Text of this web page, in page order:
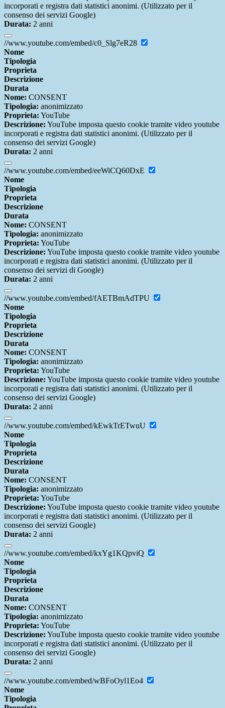
incorporati e registra dati statistici anonimi. (Utilizzato per il
consenso dei servizi Google)
Durata: 2 anni
//www.youtube.com/embed/c0_Slg7eR28
Nome
Tipologia
Proprieta
Descrizione
Durata
Nome: CONSENT
Tipologia: anonimizzato
Proprieta: YouTube
Descrizione: YouTube imposta questo cookie tramite video youtube
incorporati e registra dati statistici anonimi. (Utilizzato per il
consenso dei servizi Google)
Durata: 2 anni
//www.youtube.com/embed/eeWiCQ60DxE
Nome
Tipologia
Proprieta
Descrizione
Durata
Nome: CONSENT
Tipologia: anonimizzato
Proprieta: YouTube
Descrizione: YouTube imposta questo cookie tramite video youtube
incorporati e registra dati statistici anonimi. (Utilizzato per il
consenso dei servizi di Google)
Durata: 2 anni
//www.youtube.com/embed/fAETBmAdTPU
Nome
Tipologia
Proprieta
Descrizione
Durata
Nome: CONSENT
Tipologia: anonimizzato
Proprieta: YouTube
Descrizione: YouTube imposta questo cookie tramite video youtube
incorporati e registra dati statistici anonimi. (Utilizzato per il
consenso dei servizi Google)
Durata: 2 anni
//www.youtube.com/embed/kEwkTrETwuU
Nome
Tipologia
Proprieta
Descrizione
Durata
Nome: CONSENT
Tipologia: anonimizzato
Proprieta: YouTube
Descrizione: YouTube imposta questo cookie tramite video youtube
incorporati e registra dati statistici anonimi. (Utilizzato per il
consenso dei servizi Google)
Durata: 2 anni
//www.youtube.com/embed/kxYg1KQpviQ
Nome
Tipologia
Proprieta
Descrizione
Durata
Nome: CONSENT
Tipologia: anonimizzato
Proprieta: YouTube
Descrizione: YouTube imposta questo cookie tramite video youtube
incorporati e registra dati statistici anonimi. (Utilizzato per il
consenso dei servizi Google)
Durata: 2 anni
//www.youtube.com/embed/wBFoOyl1Eo4
Nome
Tipologia